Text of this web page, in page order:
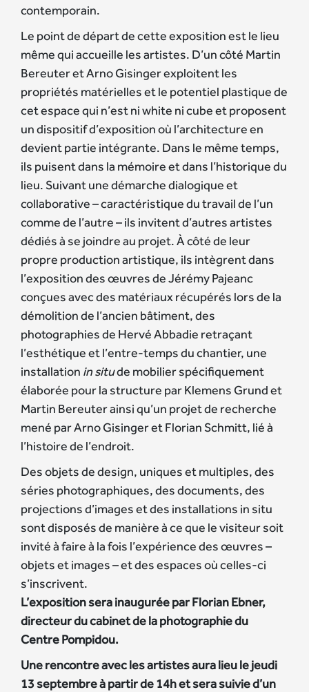
contemporain.
Le point de départ de cette exposition est le lieu
même qui accueille les artistes. D’un côté Martin
Bereuter et Arno Gisinger exploitent les
propriétés matérielles et le potentiel plastique de
cet espace qui n’est ni white ni cube et proposent
un dispositif d’exposition où l’architecture en
devient partie intégrante. Dans le même temps,
ils puisent dans la mémoire et dans l’historique du
lieu. Suivant une démarche dialogique et
collaborative – caractéristique du travail de l’un
comme de l’autre – ils invitent d’autres artistes
dédiés à se joindre au projet. À côté de leur
propre production artistique, ils intègrent dans
l’exposition des œuvres de Jérémy Pajeanc
conçues avec des matériaux récupérés lors de la
démolition de l’ancien bâtiment, des
photographies de Hervé Abbadie retraçant
l’esthétique et l’entre-temps du chantier, une
installation in situde mobilier spécifiquement
élaborée pour la structure par Klemens Grund et
Martin Bereuter ainsi qu’un projet de recherche
mené par Arno Gisinger et Florian Schmitt, lié à
l’histoire de l’endroit.
Des objets de design, uniques et multiples, des
séries photographiques, des documents, des
projections d’images et des installations in situ
sont disposés de manière à ce que le visiteur soit
invité à faire à la fois l’expérience des œuvres –
objets et images – et des espaces où celles-ci
s’inscrivent.
L’exposition sera inaugurée par Florian Ebner,
directeur du cabinet de la photographie du
Centre Pompidou.
Une rencontre avec les artistes aura lieu le jeudi
13 septembre à partir de 14h et sera suivie d’un